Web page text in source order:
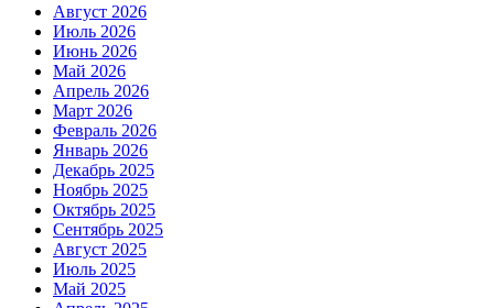
Август 2026
Июль 2026
Июнь 2026
Май 2026
Апрель 2026
Март 2026
Февраль 2026
Январь 2026
Декабрь 2025
Ноябрь 2025
Октябрь 2025
Сентябрь 2025
Август 2025
Июль 2025
Май 2025